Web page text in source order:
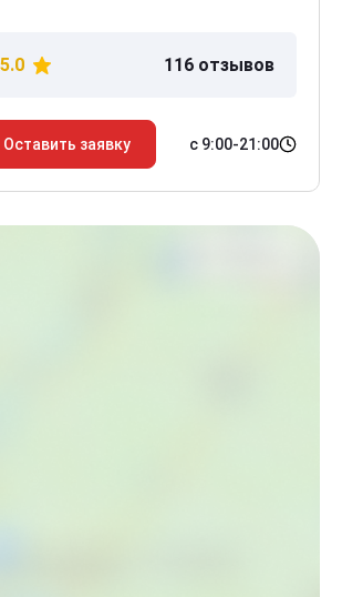
5.0 116 отзывов
Оставить заявку с 9:00-21:00